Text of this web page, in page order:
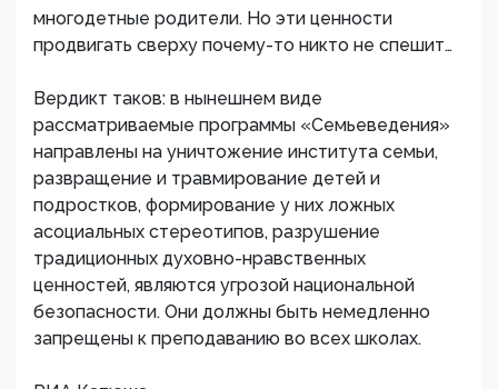
многодетные родители. Но эти ценности
продвигать сверху почему-то никто не спешит…
Вердикт таков: в нынешнем виде
рассматриваемые программы «Семьеведения»
направлены на уничтожение института семьи,
развращение и травмирование детей и
подростков, формирование у них ложных
асоциальных стереотипов, разрушение
традиционных духовно-нравственных
ценностей, являются угрозой национальной
безопасности. Они должны быть немедленно
запрещены к преподаванию во всех школах.